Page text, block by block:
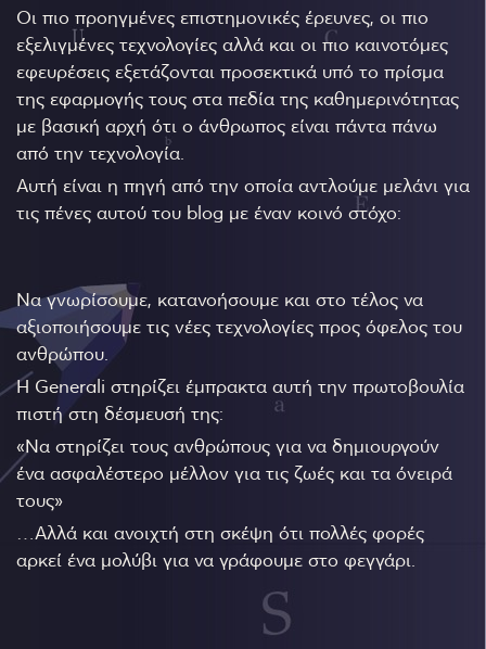
Οι πιο προηγμένες επιστημονικές έρευνες, οι πιο
εξελιγμένες τεχνολογίες αλλά και οι πιο καινοτόμες
εφευρέσεις εξετάζονται προσεκτικά υπό το πρίσμα
της εφαρμογής τους στα πεδία της καθημερινότητας
με βασική αρχή ότι ο άνθρωπος είναι πάντα πάνω
από την τεχνολογία.
Αυτή είναι η πηγή από την οποία αντλούμε μελάνι για
τις πένες αυτού του blog με έναν κοινό στόχο:
Να γνωρίσουμε, κατανοήσουμε και στο τέλος να
αξιοποιήσουμε τις νέες τεχνολογίες προς όφελος του
ανθρώπου.
Η Generali στηρίζει έμπρακτα αυτή την πρωτοβουλία
πιστή στη δέσμευσή της:
«Να στηρίζει τους ανθρώπους για να δημιουργούν
ένα ασφαλέστερο μέλλον για τις ζωές και τα όνειρά
τους»
…Αλλά και ανοιχτή στη σκέψη ότι πολλές φορές
αρκεί ένα μολύβι για να γράφουμε στο φεγγάρι.